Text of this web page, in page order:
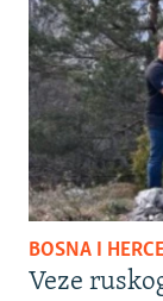
BOSNA I
Veze